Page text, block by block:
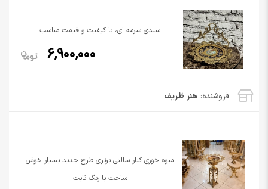
فروشنده: هنر ظریف
سبدی سرمه ای، با کیفیت و قیمت مناسب
6,900,000
میوه خوری کنار سالنی برنزی طرح جدید بسیار خوش
ساخت با رنگ ثابت